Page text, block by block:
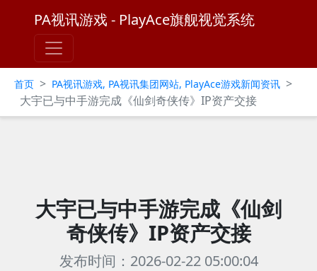
PA视讯游戏 - PlayAce旗舰视觉系统
首页 > PA视讯游戏, PA视讯集团网站, PlayAce游戏新闻资讯 >
大宇已与中手游完成《仙剑奇侠传》IP资产交接
大宇已与中手游完成《仙剑
奇侠传》IP资产交接
发布时间：2026-02-22 05:00:04